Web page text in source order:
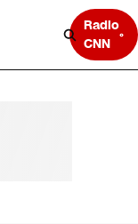
Radio
CNN